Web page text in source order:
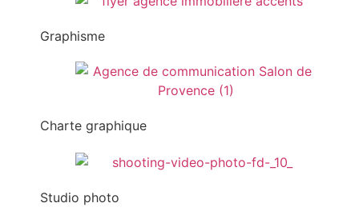
Graphisme
Charte graphique
Studio photo